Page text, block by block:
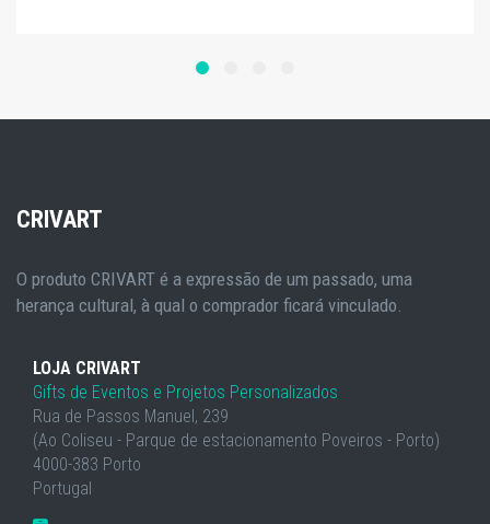
CRIVART
O produto CRIVART é a expressão de um passado, uma
herança cultural, à qual o comprador ficará vinculado.
LOJA CRIVART
Gifts de Eventos e Projetos Personalizados
Rua de Passos Manuel, 239
(Ao Coliseu - Parque de estacionamento Poveiros - Porto)
4000-383 Porto
Portugal